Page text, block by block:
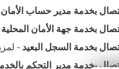
بخدمة مدير حساب الأمان
بخدمة جهة الأمان المحلية
بخدمة السجل البعيد -
بخدمة مدير التحكم